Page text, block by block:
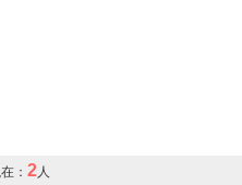
： 2人